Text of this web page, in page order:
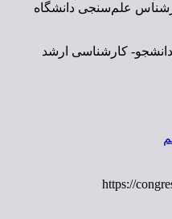
علم‌سنجی دانشگاه
کارشناسی ارشد